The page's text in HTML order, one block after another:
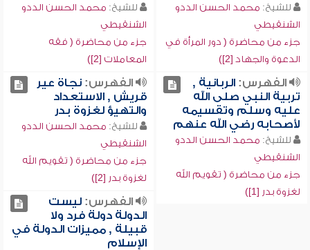
للشيخ: محمد الحسن الددو
الشنقيطي
جزء من محاضرة ( دور المرأة في
الدعوة والجهاد [2])
للشيخ: محمد الحسن الددو
الشنقيطي
جزء من محاضرة ( فقه
المعاملات [2])
الفهرس:الربانية ,
تربية النبي صلى الله
عليه وسلم وتقسيمه
لأصحابه رضي الله عنهم
للشيخ: محمد الحسن الددو
الشنقيطي
جزء من محاضرة ( تقويم الله
لغزوة بدر [1])
الفهرس:نجاة عير
قريش , الاستعداد
والتهيؤ لغزوة بدر
للشيخ: محمد الحسن الددو
الشنقيطي
جزء من محاضرة ( تقويم الله
لغزوة بدر [2])
الفهرس:ليست
الدولة دولة فرد ولا
قبيلة , مميزات الدولة في
الإسلام